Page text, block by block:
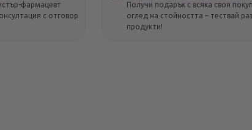
фармацевт
с отговор
Получи подарък с всяка своя
оглед на стойността – тествай
продукти!